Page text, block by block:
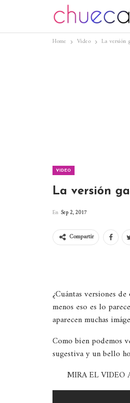
Home Video La versión
VIDEO
La versión
En Sep 2, 2017
Compartir
¿Cuántas versiones de
menos eso es lo
aparecen muchas
Como bien podemos
sugestiva y un bello
MIRA EL VIDEO